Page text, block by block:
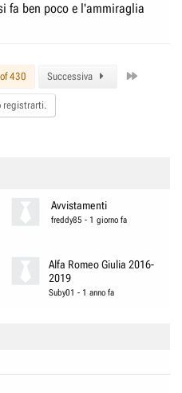
fa ben poco e l'ammiraglia
430 Successiva
registrarti.
Avvistamenti
freddy85 - 1 giorno fa
Alfa Romeo Giulia 2016-
2019
Suby01 - 1 anno fa